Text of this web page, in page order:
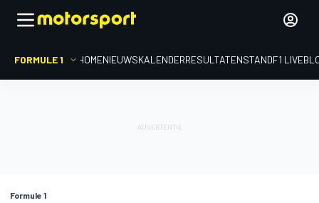
FORMULE 1 HOMENIEUWSKALENDERRESULTATENSTANDF1
Formule 1